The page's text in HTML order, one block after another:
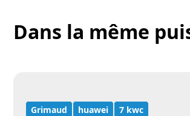
Dans la même
Grimaud huawei 7 kwc